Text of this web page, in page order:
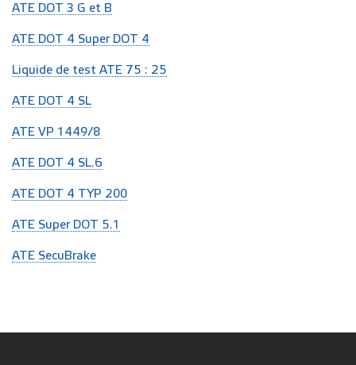
ATE DOT 3 G et B
ATE DOT 4 Super DOT 4
Liquide de test ATE 75 : 25
ATE DOT 4 SL
ATE VP 1449/8
ATE DOT 4 SL.6
ATE DOT 4 TYP 200
ATE Super DOT 5.1
ATE SecuBrake